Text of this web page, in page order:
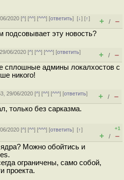
2020 [^] [^^] [^^^] [ответить][↓] [↑]
+ / –
подсовывает эту новость?
06/2020 [^] [^^] [^^^] [ответить]
+ / –
сплошные админы локалхостов с
никого!
29/06/2020 [^] [^^] [^^^] [ответить]
+ / –
только без сарказма.
2020 [^] [^^] [^^^] [ответить][↑]
+1
+ / –
Можно обойтись и
ограничены, само собой,
проекта.